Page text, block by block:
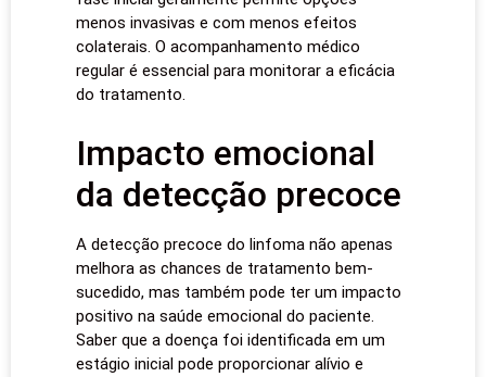
menos invasivas e com menos efeitos
colaterais. O acompanhamento médico
regular é essencial para monitorar a eficácia
do tratamento.
Impacto emocional
da detecção precoce
A detecção precoce do linfoma não apenas
melhora as chances de tratamento bem-
sucedido, mas também pode ter um impacto
positivo na saúde emocional do paciente.
Saber que a doença foi identificada em um
estágio inicial pode proporcionar alívio e